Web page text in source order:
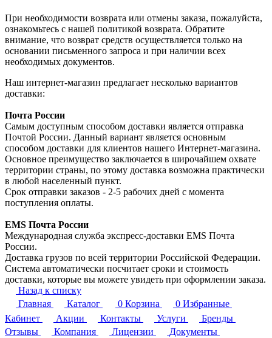
При необходимости возврата или отмены заказа, пожалуйста,
ознакомьтесь с нашей политикой возврата. Обратите
внимание, что возврат средств осуществляется только на
основании письменного запроса и при наличии всех
необходимых документов.
Наш интернет-магазин предлагает несколько вариантов
доставки:
Почта России
Самым доступным способом доставки является отправка
Почтой России. Данный вариант является основным
способом доставки для клиентов нашего Интернет-магазина.
Основное преимущество заключается в широчайшем охвате
территории страны, по этому доставка возможна практически
в любой населенный пункт.
Срок отправки заказов - 2-5 рабочих дней с момента
поступления оплаты.
EMS Почта России
Международная служба экспресс-доставки EMS Почта
России.
Доставка грузов по всей территории Российской Федерации.
Система автоматически посчитает сроки и стоимость
доставки, которые вы можете увидеть при оформлении заказа.
Назад к списку
Главная
Каталог 0 Корзина 0 Избранные
Кабинет
Акции Контакты Услуги
Бренды
Отзывы
Компания Лицензии
Документы